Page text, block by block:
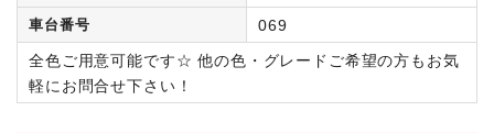
車台番号
069
全色ご用意可能です☆ 他の色・グレードご希望の方もお気
軽にお問合せ下さい！